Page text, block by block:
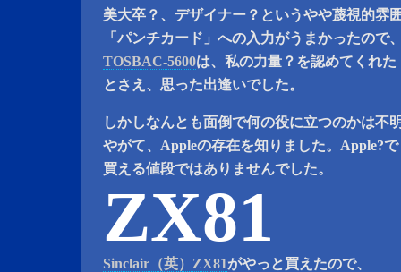
美大卒？、デザイナー？というやや蔑視的雰
「パンチカード」への入力がうまかったので
TOSBAC-5600は、私の力量？を認めてくれた
とさえ、思った出逢いでした。
しかしなんとも面倒で何の役に立つのかは不
やがて、Appleの存在を知りました。Apple?
買える値段ではありませんでした。
ZX81
Sinclair（英）ZX81がやっと買えたので、